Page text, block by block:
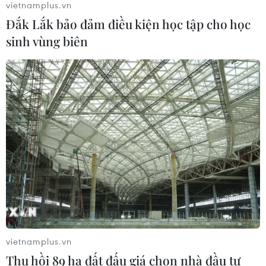
Động đất tại Venezuela: Số người
thiệt mạng đã tăng lên hơn 6.000
người
04/08/2026 10:17
Xem thêm
CƠ QUAN CHỦ QUẢN: THÔNG TẤN XÃ VIỆT NAM
Tổng Biên tập: TRẦN TIẾN DUẨN
Phó Tổng Biên tập: NGUYỄN THỊ TÁM, KHÚC THANH
vietnamplus.vn
Đắk Lắk bảo đảm điều kiện học tập cho học
sinh vùng biên
vietnamplus.vn
Thu hồi 89 ha đất đấu giá chọn nhà đầu tư